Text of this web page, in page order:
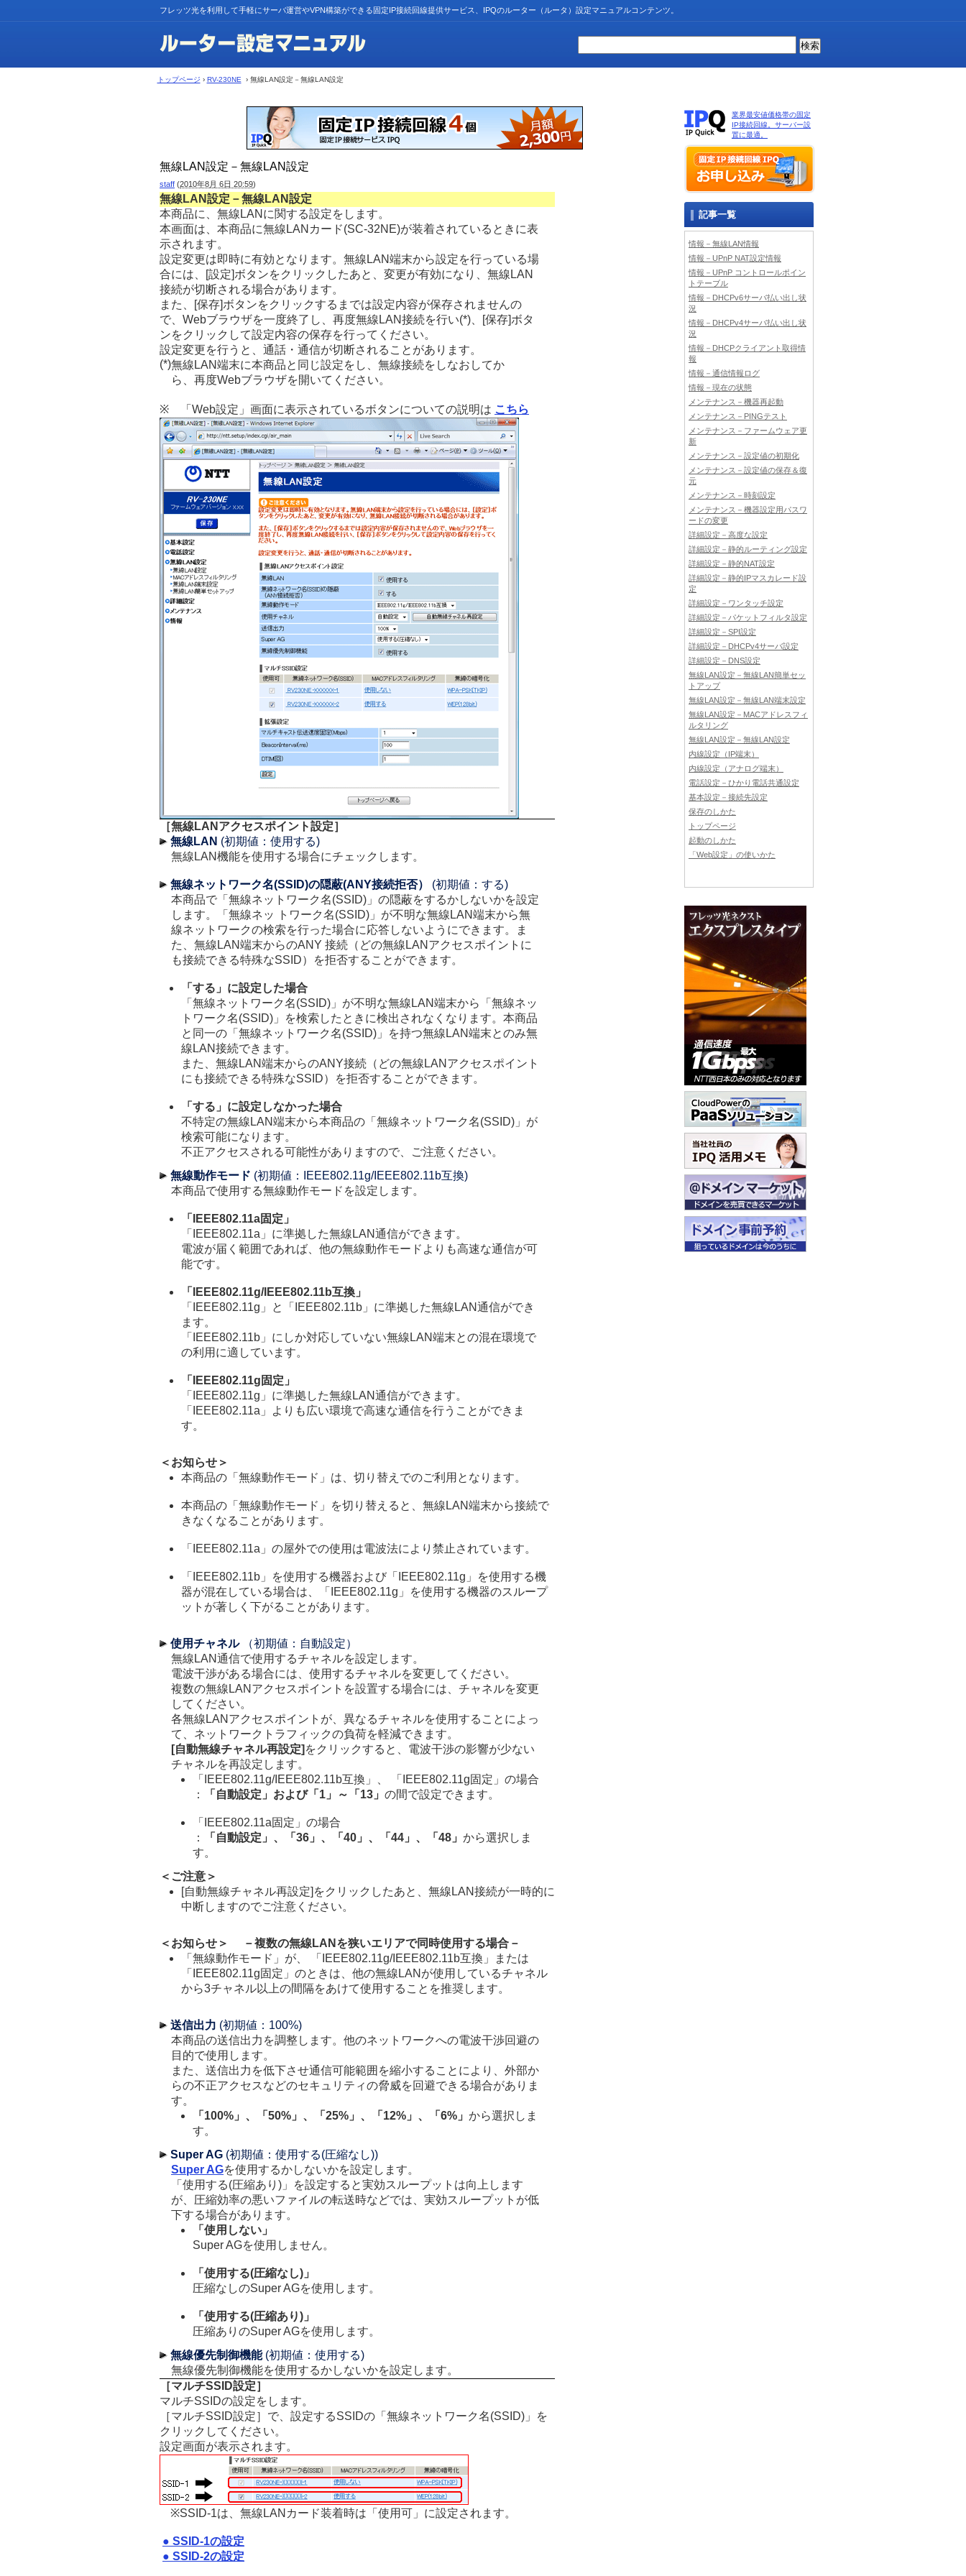
フレッツ光を利用して手軽にサーバ運営やVPN構築ができる固定IP接続回線提供サービス、IPQのルーター（ルータ）設定マニュアルコンテンツ。
トップページ › RV-230NE › 無線LAN設定－無線LAN設定
無線LAN設定－無線LAN設定
staff (2010年8月 6日 20:59)
無線LAN設定－無線LAN設定
本商品に、無線LANに関する設定をします。
本画面は、本商品に無線LANカード(SC-32NE)が装着されているときに表
示されます。
設定変更は即時に有効となります。無線LAN端末から設定を行っている場
合には、[設定]ボタンをクリックしたあと、変更が有効になり、無線LAN
接続が切断される場合があります。
また、[保存]ボタンをクリックするまでは設定内容が保存されませんの
で、Webブラウザを一度終了し、再度無線LAN接続を行い(*)、[保存]ボタ
ンをクリックして設定内容の保存を行ってください。
設定変更を行うと、通話・通信が切断されることがあります。
(*)無線LAN端末に本商品と同じ設定をし、無線接続をしなおしてか
ら、再度Webブラウザを開いてください。
※ 「Web設定」画面に表示されているボタンについての説明は こちら
［無線LANアクセスポイント設定］
無線LAN (初期値：使用する)
無線LAN機能を使用する場合にチェックします。
無線ネットワーク名(SSID)の隠蔽(ANY接続拒否）
(初期値：する)
本商品で「無線ネットワーク名(SSID)」の隠蔽をするかしないかを設定
します。「無線ネッ トワーク名(SSID)」が不明な無線LAN端末から無
線ネットワークの検索を行った場合に応答しないようにできます。ま
た、無線LAN端末からのANY 接続（どの無線LANアクセスポイントに
も接続できる特殊なSSID）を拒否することができます。
「する」に設定した場合
「無線ネットワーク名(SSID)」が不明な無線LAN端末から「無線ネッ
トワーク名(SSID)」を検索したときに検出されなくなります。本商品
と同一の「無線ネットワーク名(SSID)」を持つ無線LAN端末とのみ無
線LAN接続できます。
また、無線LAN端末からのANY接続（どの無線LANアクセスポイント
にも接続できる特殊なSSID）を拒否することができます。
「する」に設定しなかった場合
不特定の無線LAN端末から本商品の「無線ネットワーク名(SSID)」が
検索可能になります。
不正アクセスされる可能性がありますので、ご注意ください。
無線動作モード (初期値：IEEE802.11g/IEEE802.11b互換)
本商品で使用する無線動作モードを設定します。
「IEEE802.11a固定」
「IEEE802.11a」に準拠した無線LAN通信ができます。
電波が届く範囲であれば、他の無線動作モードよりも高速な通信が可
能です。
「IEEE802.11g/IEEE802.11b互換」
「IEEE802.11g」と「IEEE802.11b」に準拠した無線LAN通信ができ
ます。
「IEEE802.11b」にしか対応していない無線LAN端末との混在環境で
の利用に適しています。
「IEEE802.11g固定」
「IEEE802.11g」に準拠した無線LAN通信ができます。
「IEEE802.11a」よりも広い環境で高速な通信を行うことができま
す。
＜お知らせ＞
本商品の「無線動作モード」は、切り替えでのご利用となります。
本商品の「無線動作モード」を切り替えると、無線LAN端末から接続で
きなくなることがあります。
「IEEE802.11a」の屋外での使用は電波法により禁止されています。
「IEEE802.11b」を使用する機器および「IEEE802.11g」を使用する機
器が混在している場合は、「IEEE802.11g」を使用する機器のスループ
ットが著しく下がることがあります。
使用チャネル
（初期値：自動設定）
無線LAN通信で使用するチャネルを設定します。
電波干渉がある場合には、使用するチャネルを変更してください。
複数の無線LANアクセスポイントを設置する場合には、チャネルを変更
してください。
各無線LANアクセスポイントが、異なるチャネルを使用することによっ
て、ネットワークトラフィックの負荷を軽減できます。
[自動無線チャネル再設定] をクリックすると、電波干渉の影響が少ない
チャネルを再設定します。
「IEEE802.11g/IEEE802.11b互換」、 「IEEE802.11g固定」の場合
：
「自動設定」および「1」～「13」 の間で設定できます。
「IEEE802.11a固定」の場合
：
「自動設定」、「36」、「40」、「44」、「48」 から選択しま
す。
＜ご注意＞
[自動無線チャネル再設定]をクリックしたあと、無線LAN接続が一時的に
中断しますのでご注意ください。
＜お知らせ＞ －複数の無線LANを狭いエリアで同時使用する場合－
「無線動作モード」が、 「IEEE802.11g/IEEE802.11b互換」または
「IEEE802.11g固定」のときは、他の無線LANが使用しているチャネル
から3チャネル以上の間隔をあけて使用することを推奨します。
送信出力 (初期値：100%)
本商品の送信出力を調整します。他のネットワークへの電波干渉回避の
目的で使用します。
また、送信出力を低下させ通信可能範囲を縮小することにより、外部か
らの不正アクセスなどのセキュリティの脅威を回避できる場合がありま
す。
「100%」、「50%」、「25%」、「12%」、「6%」 から選択しま
す。
Super AG (初期値：使用する(圧縮なし))
Super AGを使用するかしないかを設定します。
「使用する(圧縮あり)」を設定すると実効スループットは向上します
が、圧縮効率の悪いファイルの転送時などでは、実効スループットが低
下する場合があります。
「使用しない」
Super AGを使用しません。
「使用する(圧縮なし)」
圧縮なしのSuper AGを使用します。
「使用する(圧縮あり)」
圧縮ありのSuper AGを使用します。
無線優先制御機能(初期値：使用する)
無線優先制御機能を使用するかしないかを設定します。
［マルチSSID設定］
マルチSSIDの設定をします。
［マルチSSID設定］で、設定するSSIDの「無線ネットワーク名(SSID)」を
クリックしてください。
設定画面が表示されます。
※SSID-1は、無線LANカード装着時は「使用可」に設定されます。
● SSID-1の設定
● SSID-2の設定
業界最安値価格帯の固定
IP接続回線。サーバー設
置に最適。
記事一覧
情報－無線LAN情報
情報－UPnP NAT設定情報
情報－UPnP コントロールポイン
トテーブル
情報－DHCPv6サーバ払い出し状
況
情報－DHCPv4サーバ払い出し状
況
情報－DHCPクライアント取得情
報
情報－通信情報ログ
情報－現在の状態
メンテナンス－機器再起動
メンテナンス－PINGテスト
メンテナンス－ファームウェア更
新
メンテナンス－設定値の初期化
メンテナンス－設定値の保存＆復
元
メンテナンス－時刻設定
メンテナンス－機器設定用パスワ
ードの変更
詳細設定－高度な設定
詳細設定－静的ルーティング設定
詳細設定－静的NAT設定
詳細設定－静的IPマスカレード設
定
詳細設定－ワンタッチ設定
詳細設定－パケットフィルタ設定
詳細設定－SPI設定
詳細設定－DHCPv4サーバ設定
詳細設定－DNS設定
無線LAN設定－無線LAN簡単セッ
トアップ
無線LAN設定－無線LAN端末設定
無線LAN設定－MACアドレスフィ
ルタリング
無線LAN設定－無線LAN設定
内線設定（IP端末）
内線設定（アナログ端末）
電話設定－ひかり電話共通設定
基本設定－接続先設定
保存のしかた
トップページ
起動のしかた
「Web設定」の使いかた